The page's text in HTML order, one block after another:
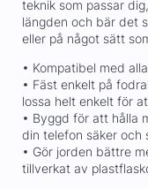
teknik som passar
längden och bär det
eller på något sätt
• Kompatibel med
• Fäst enkelt på
lossa helt enkelt för
• Byggd för att hålla
din telefon säker och
• Gör jorden bättre
tillverkat av